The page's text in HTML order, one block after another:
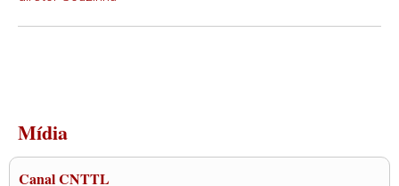
Mídia
Canal CNTTL